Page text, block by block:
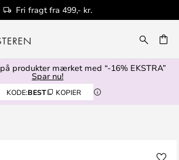
Fri fragt fra 499,- kr.
på produkter mærket med “-16% EKSTRA”
Spar nu!
KODE:BEST KOPIER